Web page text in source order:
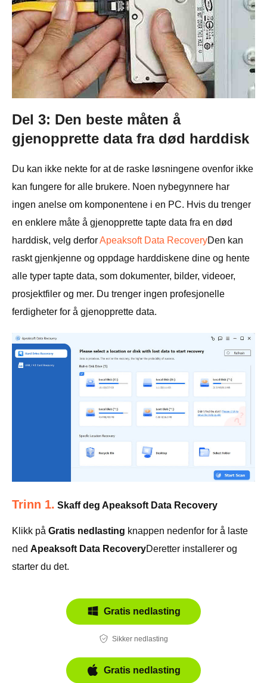
Del 3: Den beste måten å
gjenopprette data fra død harddisk
Du kan ikke nekte for at de raske løsningene ovenfor ikke
kan fungere for alle brukere. Noen nybegynnere har
ingen anelse om komponentene i en PC. Hvis du trenger
en enklere måte å gjenopprette tapte data fra en død
harddisk, velg derforApeaksoft Data RecoveryDen kan
raskt gjenkjenne og oppdage harddiskene dine og hente
alle typer tapte data, som dokumenter, bilder, videoer,
prosjektfiler og mer. Du trenger ingen profesjonelle
ferdigheter for å gjenopprette data.
Trinn 1. Skaff deg Apeaksoft Data Recovery
Klikk på Gratis nedlasting knappen nedenfor for å laste
ned Apeaksoft Data RecoveryDeretter installerer og
starter du det.
Gratis nedlasting
Sikker nedlasting
Gratis nedlasting